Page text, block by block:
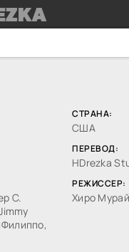
СТРАНА:
США
ПЕРЕВОД:
HDrezka
С.
РЕЖИССЕР:
Хиро Мурай